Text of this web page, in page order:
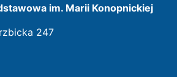
im. Marii Konopnickiej
247